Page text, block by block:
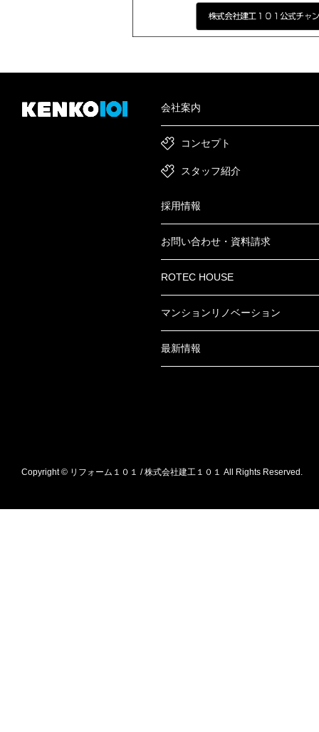
会社案内
コンセプト
スタッフ紹介
採用情報
お問い合わせ・資料請求
ROTEC HOUSE
マンションリノベーション
最新情報
Copyright © リフォーム１０１ / 株式会社建工１０１ All Rights Reserved.